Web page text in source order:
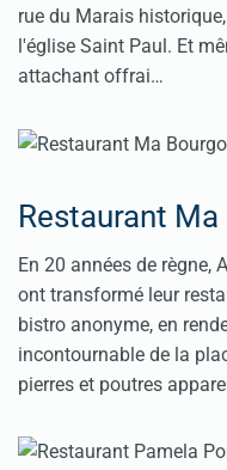
rue du Marais
l'église Saint Paul. Et
attachant offrai…
Restaurant
En 20 années de règne,
ont transformé leur
bistro anonyme, en
incontournable de la
pierres et poutres